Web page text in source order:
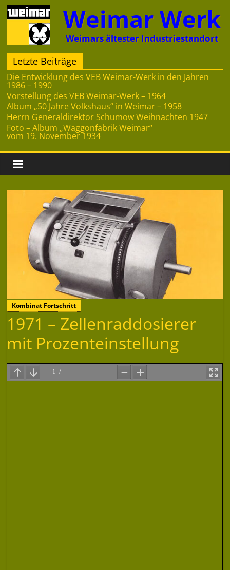
Zum
Inhalt
springen
Weimar Werk
Weimars ältester Industriestandort
Letzte Beiträge
Die Entwicklung des VEB Weimar-Werk in den Jahren
1986 – 1990
Vorstellung des VEB Weimar-Werk – 1964
Album „50 Jahre Volkshaus“ in Weimar – 1958
Herrn Generaldirektor Schumow Weihnachten 1947
Foto – Album „Waggonfabrik Weimar“
vom 19. November 1934
Kombinat Fortschritt
1971 – Zellenraddosierer
mit Prozenteinstellung